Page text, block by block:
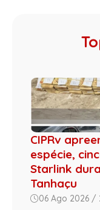
CIPRv
espécie,
Starlink
Tanhaçu
06 Ago 2026 /